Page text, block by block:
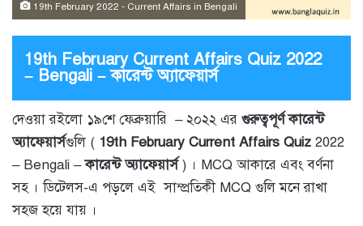
19th February 2022 - Current Affairs in Bengali
19th February Current Affairs Quiz 2022
– Bengali – কারেন্ট অ্যাফেয়ার্স
দেওয়া রইলো ১৯শে ফেব্রুয়ারি – ২০২২ এর গুরুত্বপূর্ণ কারেন্ট
অ্যাফেয়ার্সগুলি ( 19th February Current Affairs Quiz 2022
– Bengali –কারেন্ট অ্যাফেয়ার্স) । MCQ আকারে এবং বর্ণনা
সহ । ডিটেলস-এ পড়লে এই সাম্প্রতিকী MCQ গুলি মনে রাখা
সহজ হয়ে যায় ।